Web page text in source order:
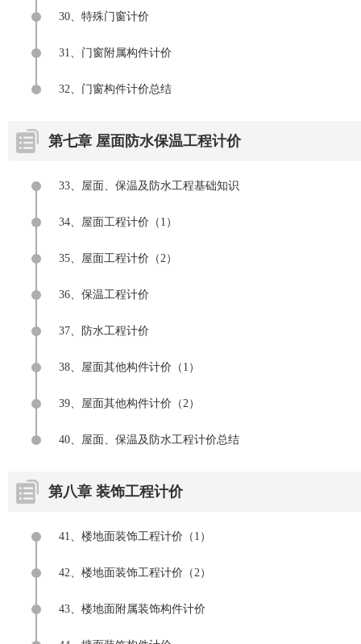
30、特殊门窗计价
31、门窗附属构件计价
32、门窗构件计价总结
第七章 屋面防水保温工程计价
33、屋面、保温及防水工程基础知识
34、屋面工程计价（1）
35、屋面工程计价（2）
36、保温工程计价
37、防水工程计价
38、屋面其他构件计价（1）
39、屋面其他构件计价（2）
40、屋面、保温及防水工程计价总结
第八章 装饰工程计价
41、楼地面装饰工程计价（1）
42、楼地面装饰工程计价（2）
43、楼地面附属装饰构件计价